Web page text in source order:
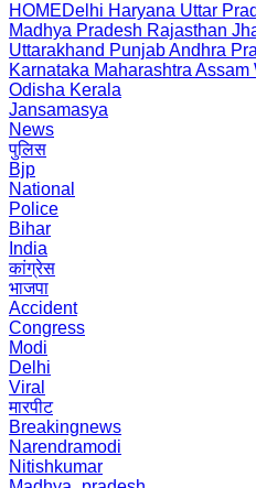
HOMEDelhi Haryana Uttar
Madhya Pradesh Rajasthan
Uttarakhand PunjabAndhra
Karnataka Maharashtra Assam
Odisha Kerala
Jansamasya
News
पुलिस
Bjp
National
Police
Bihar
India
कांग्रेस
भाजपा
Accident
Congress
Modi
Delhi
Viral
मारपीट
Breakingnews
Narendramodi
Nitishkumar